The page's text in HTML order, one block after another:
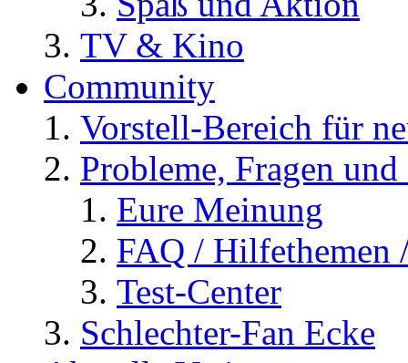
TV & Kino
Community
Vorstell-Bereich für
Probleme, Fragen
Eure Meinung
FAQ / Hilfethemen
Test-Center
Schlechter-Fan Ecke